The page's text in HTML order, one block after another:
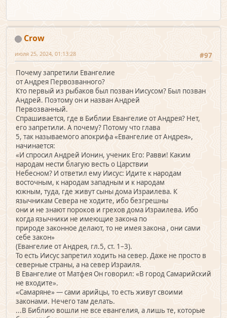
Crow
#97
июля 25, 2024, 01:13:28
Почему запретили Евангелие
от Андрея Первозванного?
Кто первый из рыбаков был позван Иисусом? Был позван
Андрей. Поэтому он и назван Андрей
Первозванный.
Спрашивается, где в Библии Евангелие от Андрея? Нет,
его запретили. А почему? Потому что глава
5, так называемого апокрифа «Евангелие от Андрея»,
начинается:
«И спросил Андрей Ионин, ученик Его: Равви! Каким
народам нести благую весть о Царствии
Небесном? И ответил ему Иисус: Идите к народам
восточным, к народам западным и к народам
южным, туда, где живут сыны дома Израилева. К
язычникам Севера не ходите, ибо безгрешны
они и не знают пороков и грехов дома Израилева. Ибо
когда язычники не имеющие закона по
природе законное делают, то не имея закона , они сами
себе закон»
(Евангелие от Андрея, гл.5, ст. 1–3).
То есть Иисус запретил ходить на север. Даже не просто в
северные страны, а на север Израиля.
В Евангелие от Матфея Он говорил: «В город Самарийский
не входите».
«Самаряне» — сами арийцы, то есть живут своими
законами. Нечего там делать.
...В Библию вошли не все евангелия, а лишь те, которые